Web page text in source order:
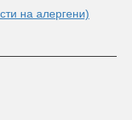
на алергени)